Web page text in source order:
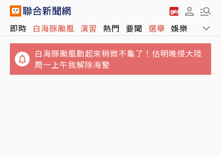
即時 白海豚颱風 演習 熱門 要聞 選舉 娛樂 運動
白海豚颱風動起來稍微不龜了！估明晚侵大陸
周一上午我解除海警